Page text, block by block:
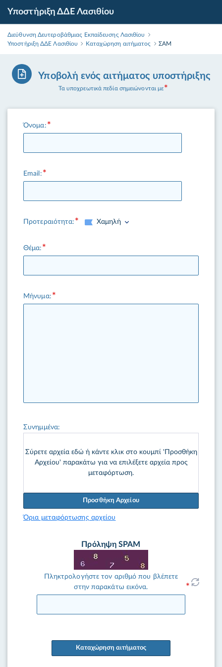
Υποστήριξη ΔΔΕ Λασιθίου
Διεύθυνση Δευτεροβάθμιας Εκπαίδευσης Λασιθίου
Υποστήριξη ΔΔΕ Λασιθίου
Καταχώρηση αιτήματος ΣΑΜ
Υποβολή ενός αιτήματος υποστήριξης
Τα υποχρεωτικά πεδία σημειώνονται με
Όνομα:
Email:
Προτεραιότητα: Χαμηλή
Θέμα:
Μήνυμα:
Συνημμένα:
Σύρετε αρχεία εδώ ή κάντε κλικ στο κουμπί 'Προσθήκη
Αρχείου' παρακάτω για να επιλέξετε αρχεία προς
μεταφόρτωση.
Προσθήκη Αρχείου
Όρια μεταφόρτωσης αρχείου
Πρόληψη SPAM
Πληκτρολογήστε τον αριθμό που βλέπετε
στην παρακάτω εικόνα.
Καταχώρηση αιτήματος